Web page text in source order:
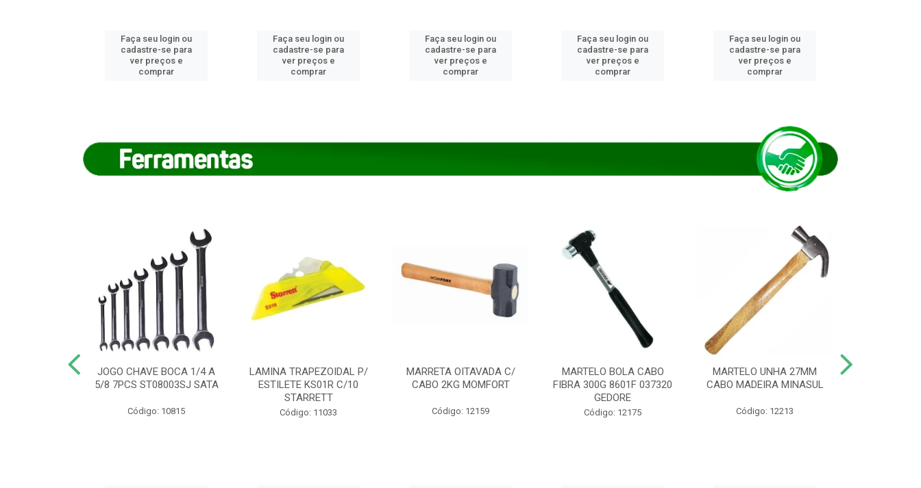
Faça seu login ou
cadastre-se para
ver preços e
comprar
Faça seu login ou
cadastre-se para
ver preços e
comprar
Faça seu login ou
cadastre-se para
ver preços e
comprar
Faça seu login ou
cadastre-se para
ver preços e
comprar
Faça seu login ou
cadastre-se para
ver preços e
comprar
JOGO CHAVE BOCA 1/4 A
5/8 7PCS ST08003SJ SATA
Código: 10815
LAMINA TRAPEZOIDAL P/
ESTILETE KS01R C/10
STARRETT
Código: 11033
MARRETA OITAVADA C/
CABO 2KG MOMFORT
Código: 12159
MARTELO BOLA CABO
FIBRA 300G 8601F 037320
GEDORE
Código: 12175
MARTELO UNHA 27MM
CABO MADEIRA MINASUL
Código: 12213